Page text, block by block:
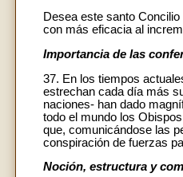
Desea este santo
con más eficacia al
Importancia de las
37. En los tiempos
estrechan cada día más
naciones- han dado
todo el mundo los
que, comunicándose las
conspiración de fuerzas
Noción, estructura y